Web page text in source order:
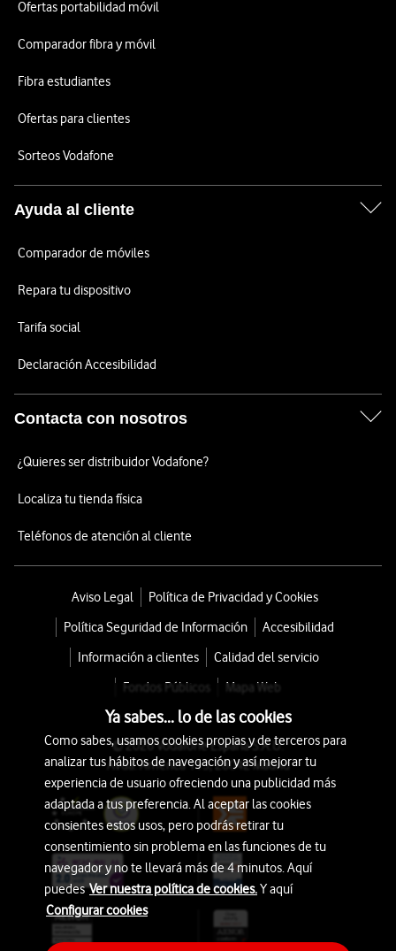
Ofertas portabilidad móvil
Comparador fibra y móvil
Fibra estudiantes
Ofertas para clientes
Sorteos Vodafone
Ayuda al cliente
Comparador de móviles
Repara tu dispositivo
Tarifa social
Declaración Accesibilidad
Contacta con nosotros
¿Quieres ser distribuidor Vodafone?
Localiza tu tienda física
Teléfonos de atención al cliente
Aviso Legal
Política de Privacidad y Cookies
Política Seguridad de Información
Accesibilidad
Información a clientes
Calidad del servicio
Fondos Públicos
Mapa Web
© 2026 Vodafone España S.A.U.
Avda. América 115, 28042 Madrid
Ya sabes... lo de las cookies
Como sabes, usamos cookies propias y de terceros para
analizar tus hábitos de navegación y así mejorar tu
experiencia de usuario ofreciendo una publicidad más
adaptada a tus preferencia. Al aceptar las cookies
consientes estos usos, pero podrás retirar tu
consentimiento sin problema en las funciones de tu
navegador y no te llevará más de 4 minutos. Aquí
puedesVer nuestra política de cookies.Y aquí
Configurar cookies